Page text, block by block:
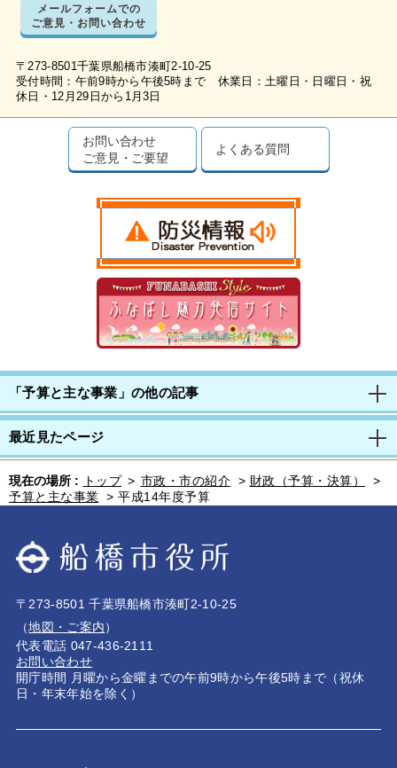
メールフォームでの
ご意見・お問い合わせ
〒273-8501千葉県船橋市湊町2-10-25
受付時間：午前9時から午後5時まで 休業日：土曜日・日曜日・祝
休日・12月29日から1月3日
お問い合わせ
ご意見・ご要望
よくある質問
「予算と主な事業」の他の記事
最近見たページ
現在の場所 : トップ > 市政・市の紹介 > 財政（予算・決算）
>
予算と主な事業 > 平成14年度予算
〒273-8501 千葉県船橋市湊町2-10-25
（地図・ご案内）
代表電話 047-436-2111
お問い合わせ
開庁時間 月曜から金曜までの午前9時から午後5時まで（祝休
日・年末年始を除く）